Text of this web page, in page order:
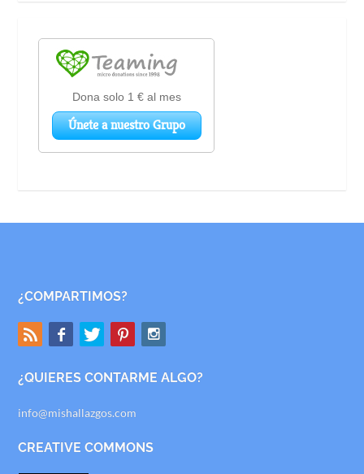
¿COMPARTIMOS?
¿QUIERES CONTARME ALGO?
info@mishallazgos.com
CREATIVE COMMONS